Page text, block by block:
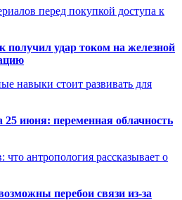
перед покупкой доступа к
получил удар током на железной
навыки стоит развивать для
июня: переменная облачность
антропология рассказывает о
перебои связи из-за